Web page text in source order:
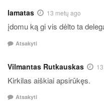
lamatas 13 metų ago
įdomu ką gi vis dėlto ta
Atsakyti
Vilmantas Rutkauskas
Kirkilas aiškiai apsirūkęs.
Atsakyti